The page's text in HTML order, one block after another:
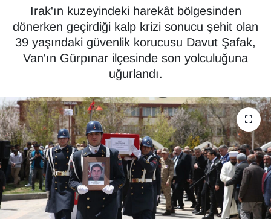
Irak'ın kuzeyindeki harekât bölgesinden
dönerken geçirdiği kalp krizi sonucu şehit olan
39 yaşındaki güvenlik korucusu Davut Şafak,
Van'ın Gürpınar ilçesinde son yolculuğuna
uğurlandı.
ÇEVRE
Deprem
Dernekler, Odalar
Diğer
DÜNYA
EĞİTİM
EKONOMİ
Tüm Manşetler
Son Dakika Haberleri